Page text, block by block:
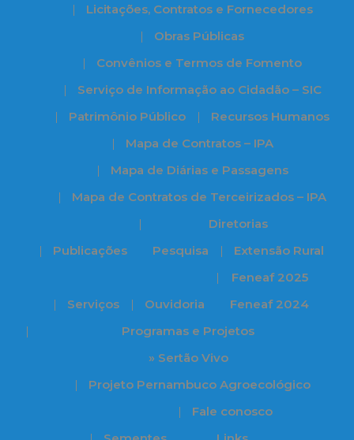
Licitações, Contratos e Fornecedores
Obras Públicas
Convênios e Termos de Fomento
Serviço de Informação ao Cidadão – SIC
Patrimônio Público
Recursos Humanos
Mapa de Contratos – IPA
Mapa de Diárias e Passagens
Mapa de Contratos de Terceirizados – IPA
Publicações
Diretorias
Pesquisa
Extensão Rural
Serviços Ouvidoria
Feneaf 2025
Feneaf 2024
Programas e Projetos
» Sertão Vivo
Projeto Pernambuco Agroecológico
Fale conosco